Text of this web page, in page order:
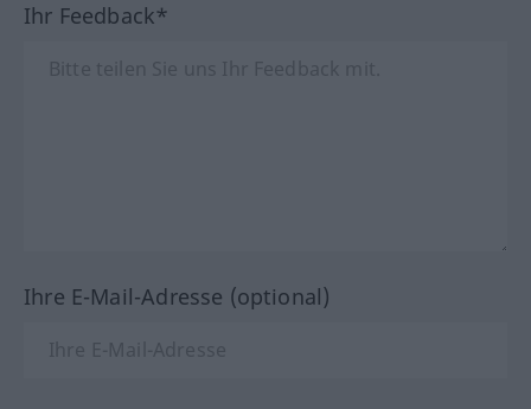
Ihr Feedback*
Ihre E-Mail-Adresse (optional)